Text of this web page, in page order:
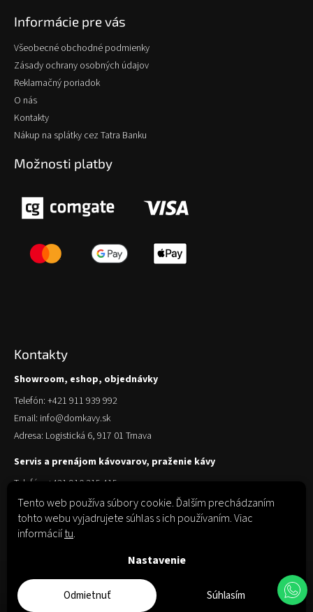
Tento web používa súbory cookie. Ďalším prechádzaním
tohto webu vyjadrujete súhlas s ich používaním. Viac
informáciítu.
Nastavenie
Odmietnuť Súhlasím
Informácie pre vás
Všeobecné obchodné podmienky
Zásady ochrany osobných údajov
Reklamačný poriadok
O nás
Kontakty
Nákup na splátky cez Tatra Banku
Možnosti platby
Kontakty
Showroom, eshop, objednávky
Telefón: +421 911 939 992
Email: info@domkavy.sk
Adresa: Logistická 6, 917 01 Trnava
Servis a prenájom kávovarov, praženie kávy
Telefón: +421 910 315 415
Email: obchod@domkavy.sk
Adresa: Logistická 6, 917 01 Trnava